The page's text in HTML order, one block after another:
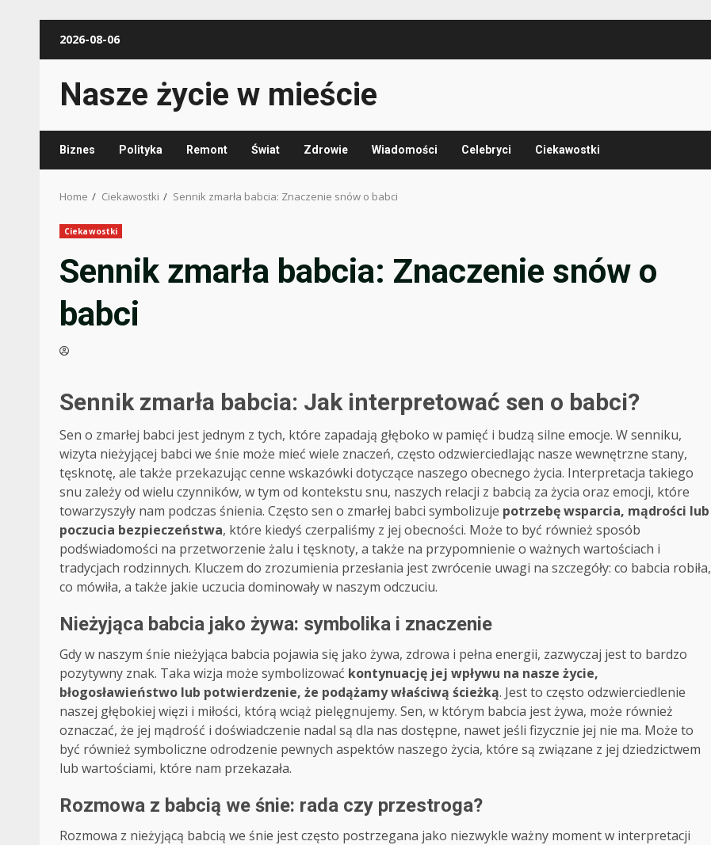
2026-08-06
Nasze życie w mieście
Biznes Polityka Remont Świat Zdrowie Wiadomości Celebryci Ciekawostki
Home Ciekawostki Sennik zmarła babcia: Znaczenie snów o babci
Ciekawostki
Sennik zmarła babcia: Znaczenie snów o
babci
Sennik zmarła babcia: Jak interpretować sen o babci?
Sen o zmarłej babci jest jednym z tych, które zapadają głęboko w pamięć i budzą silne emocje. W senniku,
wizyta nieżyjącej babci we śnie może mieć wiele znaczeń, często odzwierciedlając nasze wewnętrzne stany,
tęsknotę, ale także przekazując cenne wskazówki dotyczące naszego obecnego życia. Interpretacja takiego
snu zależy od wielu czynników, w tym od kontekstu snu, naszych relacji z babcią za życia oraz emocji, które
towarzyszyły nam podczas śnienia. Często sen o zmarłej babci symbolizuje potrzebę wsparcia, mądrości lub
poczucia bezpieczeństwa, które kiedyś czerpaliśmy z jej obecności. Może to być również sposób
podświadomości na przetworzenie żalu i tęsknoty, a także na przypomnienie o ważnych wartościach i
tradycjach rodzinnych. Kluczem do zrozumienia przesłania jest zwrócenie uwagi na szczegóły: co babcia robiła,
co mówiła, a także jakie uczucia dominowały w naszym odczuciu.
Nieżyjąca babcia jako żywa: symbolika i znaczenie
Gdy w naszym śnie nieżyjąca babcia pojawia się jako żywa, zdrowa i pełna energii, zazwyczaj jest to bardzo
pozytywny znak. Taka wizja może symbolizować kontynuację jej wpływu na nasze życie,
błogosławieństwo lub potwierdzenie, że podążamy właściwą ścieżką. Jest to często odzwierciedlenie
naszej głębokiej więzi i miłości, którą wciąż pielęgnujemy. Sen, w którym babcia jest żywa, może również
oznaczać, że jej mądrość i doświadczenie nadal są dla nas dostępne, nawet jeśli fizycznie jej nie ma. Może to
być również symboliczne odrodzenie pewnych aspektów naszego życia, które są związane z jej dziedzictwem
lub wartościami, które nam przekazała.
Rozmowa z babcią we śnie: rada czy przestroga?
Rozmowa z nieżyjącą babcią we śnie jest często postrzegana jako niezwykle ważny moment w interpretacji